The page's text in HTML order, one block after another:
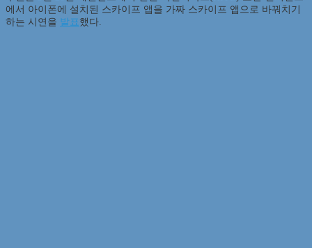
에서 아이폰에 설치된 스카이프 앱을 가짜 스카이프 앱으로 바꿔치기
하는 시연을 발표 했다.